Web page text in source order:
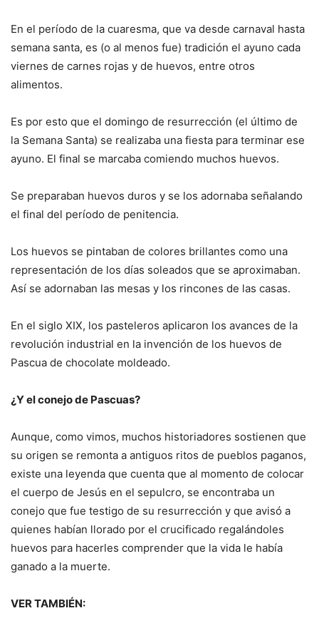
En el período de la cuaresma, que va desde carnaval hasta
semana santa, es (o al menos fue) tradición el ayuno cada
viernes de carnes rojas y de huevos, entre otros
alimentos.
Es por esto que el domingo de resurrección (el último de
la Semana Santa) se realizaba una fiesta para terminar ese
ayuno. El final se marcaba comiendo muchos huevos.
Se preparaban huevos duros y se los adornaba señalando
el final del período de penitencia.
Los huevos se pintaban de colores brillantes como una
representación de los días soleados que se aproximaban.
Así se adornaban las mesas y los rincones de las casas.
En el siglo XIX, los pasteleros aplicaron los avances de la
revolución industrial en la invención de los huevos de
Pascua de chocolate moldeado.
¿Y el conejo de Pascuas?
Aunque, como vimos, muchos historiadores sostienen que
su origen se remonta a antiguos ritos de pueblos paganos,
existe una leyenda que cuenta que al momento de colocar
el cuerpo de Jesús en el sepulcro, se encontraba un
conejo que fue testigo de su resurrección y que avisó a
quienes habían llorado por el crucificado regalándoles
huevos para hacerles comprender que la vida le había
ganado a la muerte.
VER TAMBIÉN: